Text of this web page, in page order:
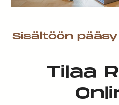
Sisältöön
Tilaa Roots